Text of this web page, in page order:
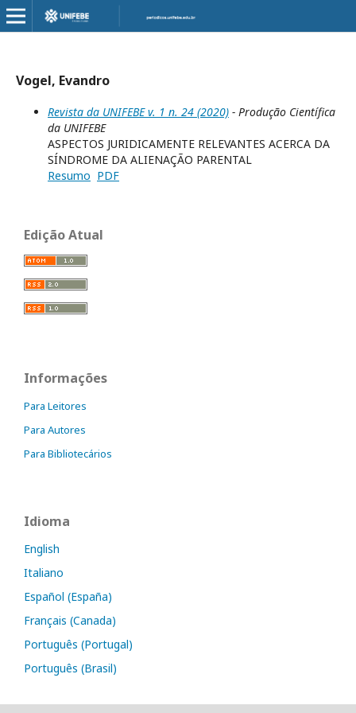
Vogel, Evandro
Revista da UNIFEBE v. 1 n. 24 (2020) - Produção Científica
da UNIFEBE
ASPECTOS JURIDICAMENTE RELEVANTES ACERCA DA
SÍNDROME DA ALIENAÇÃO PARENTAL
Resumo PDF
Edição Atual
Informações
Para Leitores
Para Autores
Para Bibliotecários
Idioma
English
Italiano
Español (España)
Français (Canada)
Português (Portugal)
Português (Brasil)